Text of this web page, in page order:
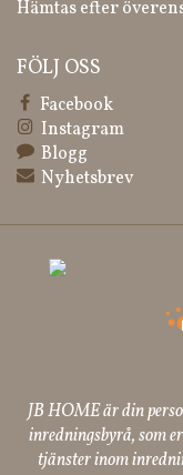
Hämtas efter
FÖLJ OSS
Facebook
Instagram
Blogg
Nyhetsbrev
JB HOME är din
inredningsbyrå, som
tjänster inom